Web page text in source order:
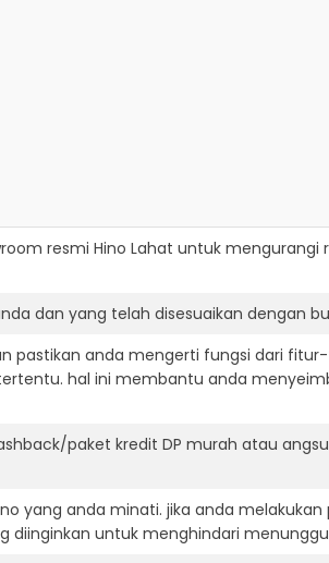
resmi Hino Lahat untuk mengurangi
dan yang telah disesuaikan dengan
pastikan anda mengerti fungsi dari
hal ini membantu anda
paket kredit DP murah atau
yang anda minati. jika anda
untuk menghindari